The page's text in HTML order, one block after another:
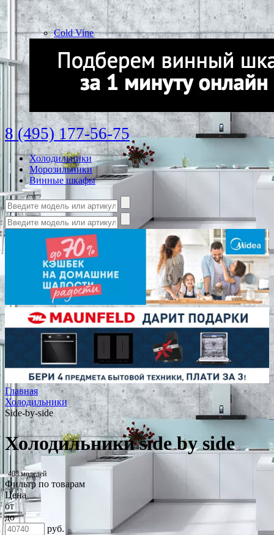
Cold Vine
8 (495) 177-56-75
Холодильники
Морозильники
Винные шкафы
Главная
Холодильники
Side-by-side
Холодильники side by side
408 моделей
Фильтр по товарам
Цена
от
до
руб.